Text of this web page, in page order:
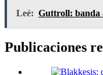
Leé: Guttroll: banda
Publicaciones